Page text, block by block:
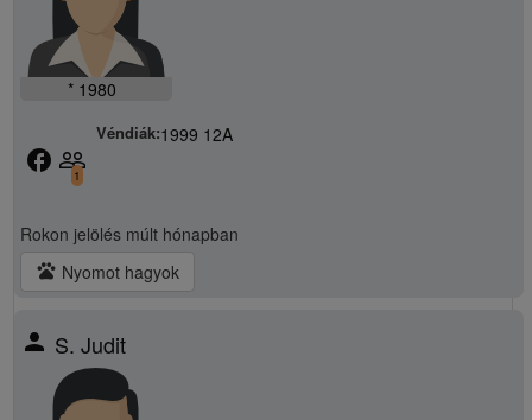
* 1980
Véndiák:1999 12A
facebook people_outline
1
Rokon jelölés múlt hónapban
pets Nyomot hagyok
person S. Judit